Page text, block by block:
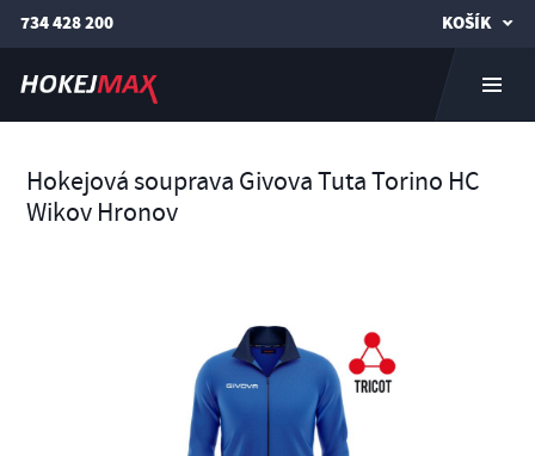
734 428 200 KOŠÍK
Hokejová souprava Givova Tuta Torino HC
Wikov Hronov